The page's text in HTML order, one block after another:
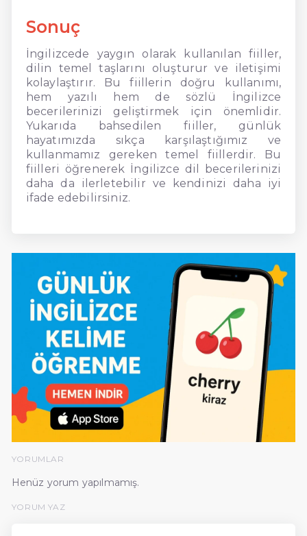
Sonuç
İngilizcede yaygın olarak kullanılan fiiller,
dilin temel taşlarını oluşturur ve iletişimi
kolaylaştırır. Bu fiillerin doğru kullanımı,
hem yazılı hem de sözlü İngilizce
becerilerinizi geliştirmek için önemlidir.
Yukarıda bahsedilen fiiller, günlük
hayatımızda sıkça karşılaştığımız ve
kullanmamız gereken temel fiillerdir. Bu
fiilleri öğrenerek İngilizce dil becerilerinizi
daha da ilerletebilir ve kendinizi daha iyi
ifade edebilirsiniz.
YORUMLAR
Henüz yorum yapılmamış.
YORUM YAZ